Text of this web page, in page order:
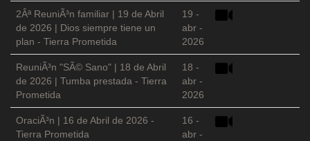
2Âª ReuniÃ³n familiar | 19 de Abril
de 2026 | Dios siempre tiene un
plan - Tierra Prometida
19 -
abr -
2026
ReuniÃ³n "SÃ© Sano" | 18 de Abril
de 2026 | Tumba prestada - Tierra
Prometida
18 -
abr -
2026
OraciÃ³n | 16 de Abril de 2026 -
Tierra Prometida
16 -
abr -